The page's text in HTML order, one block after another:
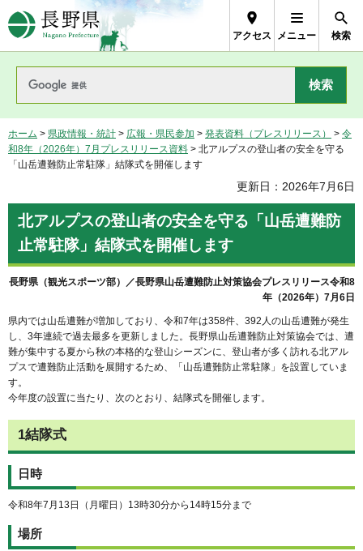
長野県Nagano Prefecture
アクセス メニュー 検索
ホーム > 県政情報・統計 > 広報・県民参加 > 発表資料（プレスリリース） > 令
和8年（2026年）7月プレスリリース資料 > 北アルプスの登山者の安全を守る
「山岳遭難防止常駐隊」結隊式を開催します
更新日：2026年7月6日
北アルプスの登山者の安全を守る「山岳遭難防
止常駐隊」結隊式を開催します
長野県（観光スポーツ部）／長野県山岳遭難防止対策協会プレスリリース令和8
年（2026年）7月6日
県内では山岳遭難が増加しており、令和7年は358件、392人の山岳遭難が発生
し、3年連続で過去最多を更新しました。長野県山岳遭難防止対策協会では、遭
難が集中する夏から秋の本格的な登山シーズンに、登山者が多く訪れる北アル
プスで遭難防止活動を展開するため、「山岳遭難防止常駐隊」を設置していま
す。
今年度の設置に当たり、次のとおり、結隊式を開催します。
1結隊式
日時
令和8年7月13日（月曜日）13時30分から14時15分まで
場所